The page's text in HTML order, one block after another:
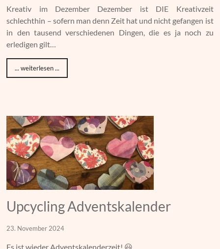
Kreativ im Dezember Dezember ist DIE Kreativzeit
schlechthin – sofern man denn Zeit hat und nicht gefangen ist
in den tausend verschiedenen Dingen, die es ja noch zu
erledigen gilt…
... weiterlesen ...
Upcycling Adventskalender
23. November 2024
Es ist wieder Adventskalenderzeit! 😃